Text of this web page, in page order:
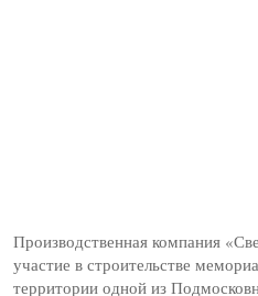
Производственная компания
участие в строительстве
территории одной из